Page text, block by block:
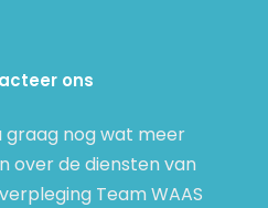
ons
graag nog wat meer
over de diensten van
Team WAAS